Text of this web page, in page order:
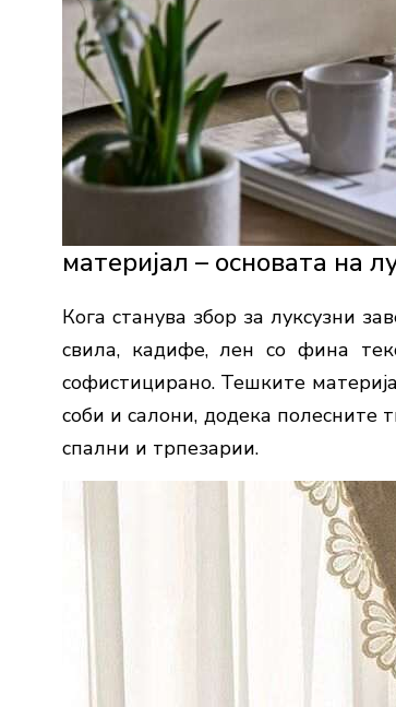
материјал – основата на
Кога станува збор за луксузни
свила, кадифе, лен со фина
софистицирано. Тешките
соби и салони, додека полесните
спални и трпезарии.